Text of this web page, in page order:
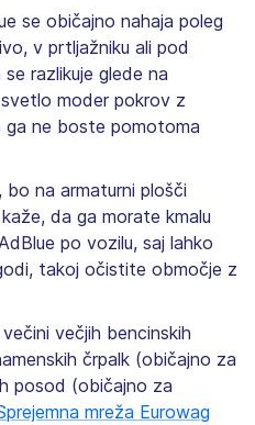
se običajno nahaja poleg
v prtljažniku ali pod
razlikuje glede na
moder pokrov z
ga ne boste pomotoma
bo na armaturni plošči
da ga morate kmalu
po vozilu, saj lahko
takoj očistite območje z
večjih bencinskih
črpalk (običajno za
posod (običajno za
mreža Eurowag